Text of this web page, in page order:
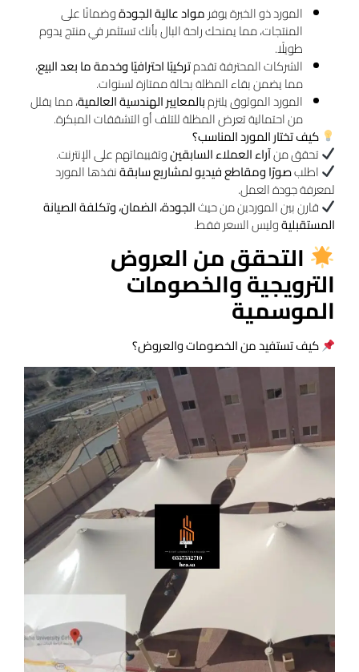
المورد ذو الخبرة يوفرمواد عالية الجودةوضمانًا على
المنتجات، مما يمنحك راحة البال بأنك تستثمر في منتج يدوم
طويلًا.
الشركات المحترفة تقدمتركيبًا احترافيًا وخدمة ما بعد البيع،
مما يضمن بقاء المظلة بحالة ممتازة لسنوات.
المورد الموثوق يلتزمبالمعايير الهندسية العالمية، مما يقلل
من احتمالية تعرض المظلة للتلف أو التشققات المبكرة.
كيف تختار المورد المناسب؟
تحقق منآراء العملاء السابقينوتقييماتهم على الإنترنت.
اطلبصورًا ومقاطع فيديو لمشاريع سابقةنفذها المورد
لمعرفة جودة العمل.
قارن بين الموردين من حيثالجودة، الضمان، وتكلفة الصيانة
المستقبليةوليس السعر فقط.
التحقق من العروض
الترويجية والخصومات
الموسمية
كيف تستفيد من الخصومات والعروض؟